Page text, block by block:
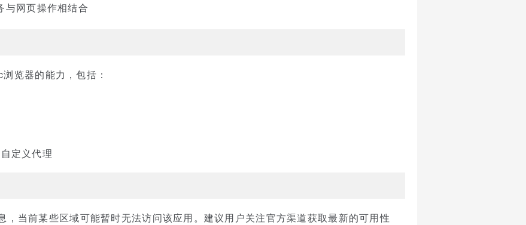
与网页操作相结合
览器的能力，包括：
定义代理
当前某些区域可能暂时无法访问该应用。建议用户关注官方渠道获取最新的可用性